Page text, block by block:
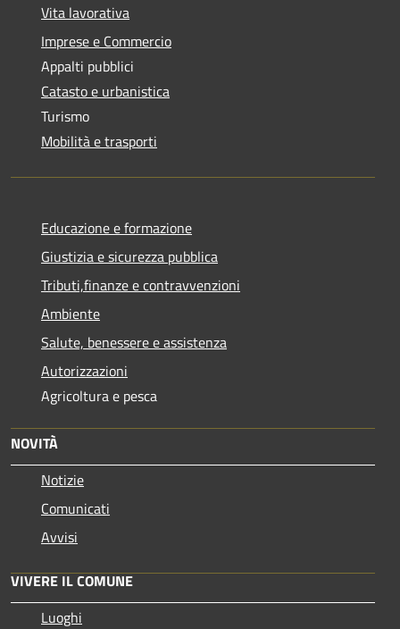
Vita lavorativa
Imprese e Commercio
Appalti pubblici
Catasto e urbanistica
Turismo
Mobilità e trasporti
Educazione e formazione
Giustizia e sicurezza pubblica
Tributi,finanze e contravvenzioni
Ambiente
Salute, benessere e assistenza
Autorizzazioni
Agricoltura e pesca
NOVITÀ
Notizie
Comunicati
Avvisi
VIVERE IL COMUNE
Luoghi